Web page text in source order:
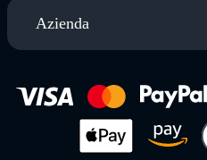
Azienda